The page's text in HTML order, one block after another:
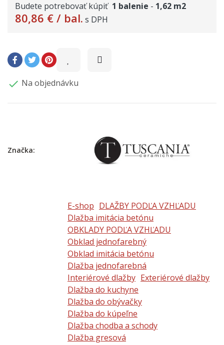
Budete potrebovať kúpiť 1 balenie - 1,62 m2
80,86 € / bal. s DPH
 Na objednávku
Značka:
E-shop DLAŽBY PODĽA VZHĽADU
Dlažba imitácia betónu
OBKLADY PODĽA VZHĽADU
Obklad jednofarebný
Obklad imitácia betónu
Dlažba jednofarebná
Interiérové dlažby Exteriérové dlažby
Dlažba do kuchyne
Dlažba do obývačky
Dlažba do kúpeľne
Dlažba chodba a schody
Dlažba gresová